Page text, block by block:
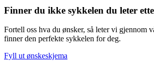
Finner du ikke sykkelen du leter
Fortell oss hva du ønsker, så leter vi gjennom
finner den perfekte sykkelen for deg.
Fyll ut ønskeskjema